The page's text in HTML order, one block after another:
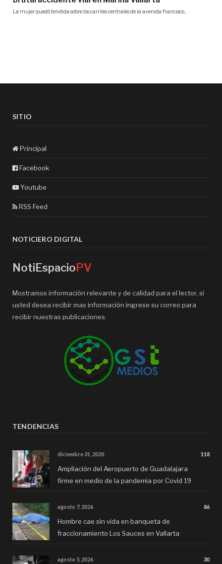
SITIO
Principal
Facebook
Youtube
RSS Feed
NOTICIERO DIGITAL
NotiEspacioPV
Mostramos información relevante y de calidad para el lector, si
usted desea recibir mas información ingrese su correo para
recibir nuestras publicaciones.
TENDENCIAS
diciembre 31, 2020 118
Ampliación del Aeropuerto de Guadalajara
firme en medio de la pandemia por Covid 19
agosto 7, 2026 86
Hombre cae sin vida en banqueta de
fraccionamiento Los Sauces en Vallarta
agosto 5, 2026 30